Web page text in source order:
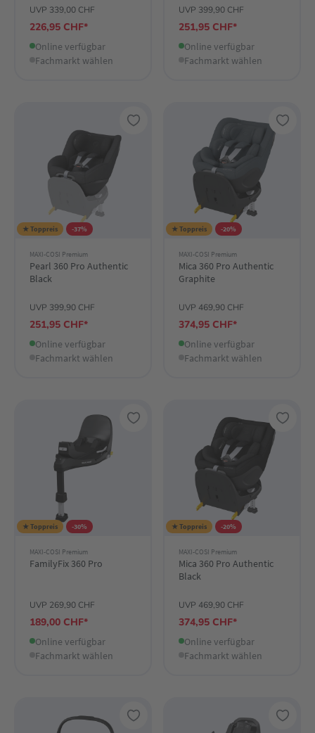
UVP 339,00 CHF
226,95 CHF*
Online verfügbar
Fachmarkt wählen
UVP 399,90 CHF
251,95 CHF*
Online verfügbar
Fachmarkt wählen
★ Toppreis -37%
MAXI-COSI Premium
Pearl 360 Pro Authentic
Black
UVP 399,90 CHF
251,95 CHF*
Online verfügbar
Fachmarkt wählen
★ Toppreis -20%
MAXI-COSI Premium
Mica 360 Pro Authentic
Graphite
UVP 469,90 CHF
374,95 CHF*
Online verfügbar
Fachmarkt wählen
★ Toppreis -30%
MAXI-COSI Premium
FamilyFix 360 Pro
UVP 269,90 CHF
189,00 CHF*
Online verfügbar
Fachmarkt wählen
★ Toppreis -20%
MAXI-COSI Premium
Mica 360 Pro Authentic
Black
UVP 469,90 CHF
374,95 CHF*
Online verfügbar
Fachmarkt wählen